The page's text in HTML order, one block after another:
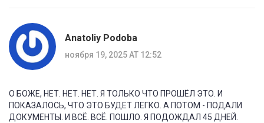
Anatoliy Podoba
ноября 19, 2025 AT 12:52
О БОЖЕ, НЕТ. НЕТ. НЕТ. Я ТОЛЬКО ЧТО ПРОШЁЛ ЭТО. И
ПОКАЗАЛОСЬ, ЧТО ЭТО БУДЕТ ЛЕГКО. А ПОТОМ - ПОДАЛИ
ДОКУМЕНТЫ. И ВСЁ. ВСЁ. ПОШЛО. Я ПОДОЖДАЛ 45 ДНЕЙ.